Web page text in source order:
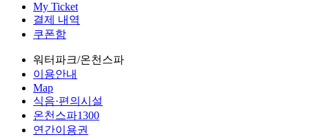
My Ticket
결제 내역
쿠폰함
워터파크/온천스파
이용안내
Map
식음·편의시설
온천스파1300
연간이용권